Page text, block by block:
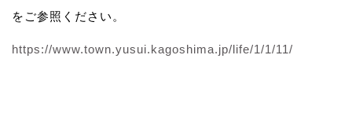
をご参照ください。
https://www.town.yusui.kagoshima.jp/life/1/1/11/